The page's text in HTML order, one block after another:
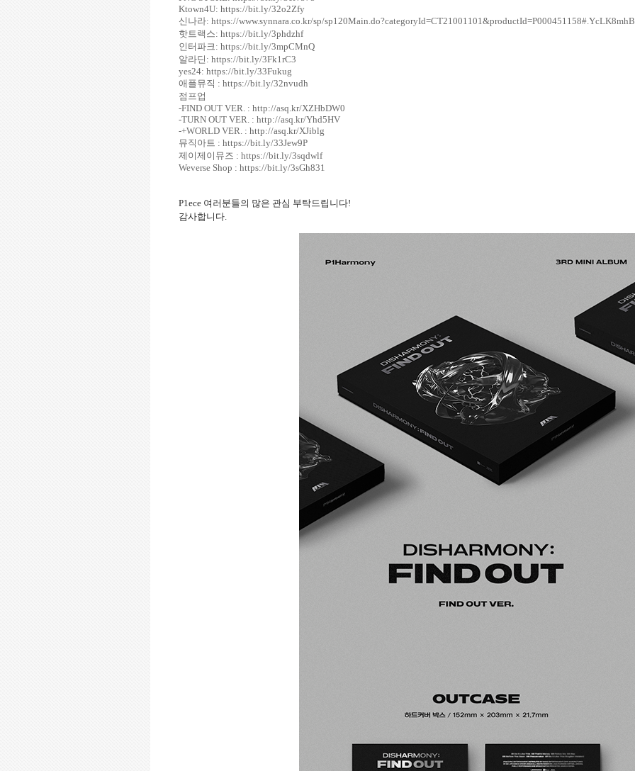
Ktown4U: https://bit.ly/32o2Zfy
신나라: https://www.synnara.co.kr/sp/
핫트랙스: https://bit.ly/3phdzhf
인터파크: https://bit.ly/3mpCMnQ
알라딘: https://bit.ly/3Fk1rC3
yes24: https://bit.ly/33Fukug
애플뮤직 : https://bit.ly/32nvudh
점프업
-FIND OUT VER. : http://asq.kr/XZHbDW0
-TURN OUT VER. : http://asq.kr/Yhd5HV
-+WORLD VER. : http://asq.kr/XJiblg
뮤직아트 : https://bit.ly/33Jew9P
제이제이뮤즈 : https://bit.ly/3sqdwlf
Weverse Shop : https://bit.ly/3sGh831
P1ece 여러분들의 많은 관심 부탁드립니다!
감사합니다.